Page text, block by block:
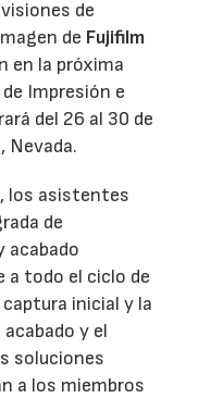
de
de Fujifilm
en la próxima
Impresión e
del 26 al 30 de
Nevada.
los asistentes
de
acabado
a todo el ciclo de
inicial y la
y el
soluciones
a los miembros